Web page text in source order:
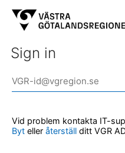
Sign in
Vid problem kontakta IT-
Byt eller återställ ditt VGR